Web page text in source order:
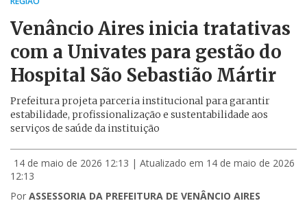
Venâncio Aires inicia tratativas
com a Univates para gestão do
Hospital São Sebastião Mártir
Prefeitura projeta parceria institucional para garantir
estabilidade, profissionalização e sustentabilidade aos
serviços de saúde da instituição
14 de maio de 2026 12:13 | Atualizado em 14 de maio de 2026
12:13
Por ASSESSORIA DA PREFEITURA DE VENÂNCIO AIRES